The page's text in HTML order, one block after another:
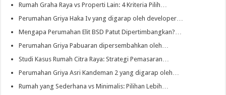
Rumah Graha Raya vs Properti Lain: 4 Kriteria Pilih…
Perumahan Griya Haka Iv yang digarap oleh developer…
Mengapa Perumahan Elit BSD Patut Dipertimbangkan?…
Perumahan Griya Pabuaran dipersembahkan oleh…
Studi Kasus Rumah Citra Raya: Strategi Pemasaran…
Perumahan Griya Asri Kandeman 2 yang digarap oleh…
Rumah yang Sederhana vs Minimalis: Pilihan Lebih…